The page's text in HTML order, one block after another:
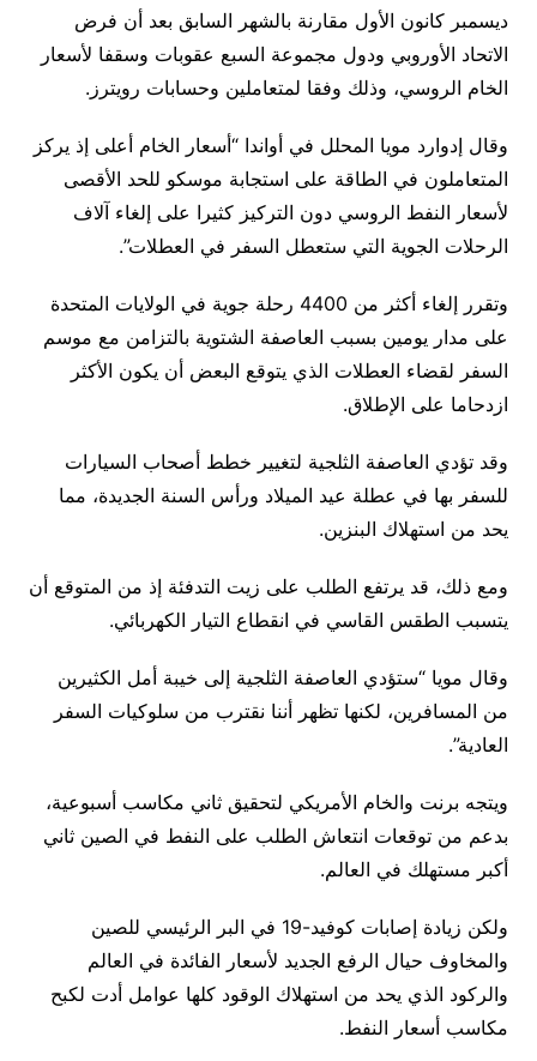
ديسمبر كانون الأول مقارنة بالشهر السابق بعد أن فرض
الاتحاد الأوروبي ودول مجموعة السبع عقوبات وسقفا لأسعار
الخام الروسي، وذلك وفقا لمتعاملين وحسابات رويترز.
وقال إدوارد مويا المحلل في أواندا “أسعار الخام أعلى إذ يركز
المتعاملون في الطاقة على استجابة موسكو للحد الأقصى
لأسعار النفط الروسي دون التركيز كثيرا على إلغاء آلاف
الرحلات الجوية التي ستعطل السفر في العطلات”.
وتقرر إلغاء أكثر من 4400 رحلة جوية في الولايات المتحدة
على مدار يومين بسبب العاصفة الشتوية بالتزامن مع موسم
السفر لقضاء العطلات الذي يتوقع البعض أن يكون الأكثر
ازدحاما على الإطلاق.
وقد تؤدي العاصفة الثلجية لتغيير خطط أصحاب السيارات
للسفر بها في عطلة عيد الميلاد ورأس السنة الجديدة، مما
يحد من استهلاك البنزين.
ومع ذلك، قد يرتفع الطلب على زيت التدفئة إذ من المتوقع أن
يتسبب الطقس القاسي في انقطاع التيار الكهربائي.
وقال مويا “ستؤدي العاصفة الثلجية إلى خيبة أمل الكثيرين
من المسافرين، لكنها تظهر أننا نقترب من سلوكيات السفر
العادية”.
ويتجه برنت والخام الأمريكي لتحقيق ثاني مكاسب أسبوعية،
بدعم من توقعات انتعاش الطلب على النفط في الصين ثاني
أكبر مستهلك في العالم.
ولكن زيادة إصابات كوفيد-19 في البر الرئيسي للصين
والمخاوف حيال الرفع الجديد لأسعار الفائدة في العالم
والركود الذي يحد من استهلاك الوقود كلها عوامل أدت لكبح
مكاسب أسعار النفط.